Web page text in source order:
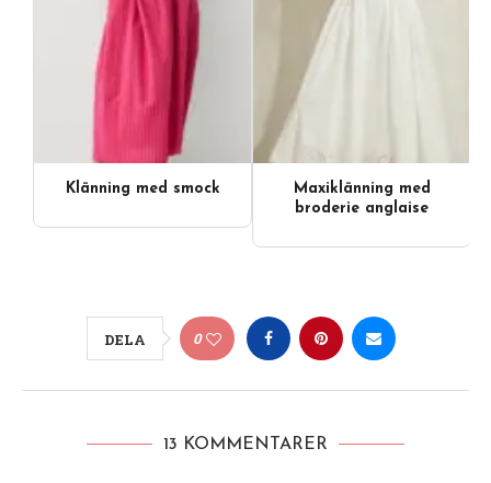
Klänning med smock
Maxiklänning med
broderie anglaise
DELA 0
13 KOMMENTARER